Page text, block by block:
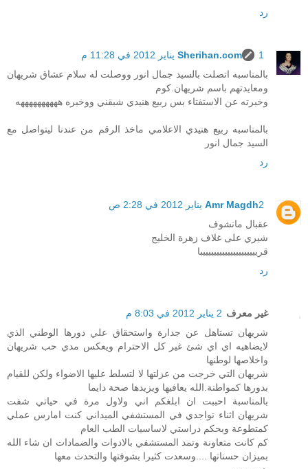
رد
Sherihan.com
1 يناير 2012 في 11:28 م
بالمناسبه اتصلت بالسيد جمال انور ووصلت له سلام عشاق شريهان
ومعايدتهم باسم شريهان.كوم
وخبرته عن الاستفتاء بس ربيع هنيدي شبقني ووخبره ههههههههههه
بالمناسبه ربيع هنيدي الاعلامي ماخذ الرقم من عندنا ليتواصل مع
السيد جمال انور
رد
Amr Magdh2 يناير 2012 في 2:28 ص
عقبال مانشوف
شيري على غلاف زهرة الخليج
قرييييييييييييييييييييبا
رد
غير معرف 2 يناير 2012 في 8:03 م
شريهان تستاهل عن جدارة واستحقاق علي دورها الوطني الذي
لايضاهيه اي اي شئ غير كل الاحترام ويعكس مدي حب شريهان
واخلاصها لوطنها
شريهان التي خرجت من عزلتها لا لتسلط عليها الاضواء ولكن للقيام
بدورها كمواطنة.الله يعافيها ويزيدها صحة دايما
بالمناسبة احببت ان ابلغكم اني ولاول مرة في حياتي شفت
شريهان اثناء تواجدي في المستشفي الميداني كنت امارس عملي
كمتطوعة وبحكم دراستي لاساسيات الطب العام
كم كانت متعاونة وتمد المستشفي بالادوات والضمادات ان شاء الله
بميزان حسناتها ....وسعدت كثيرا بشوفتها والتحدث معها